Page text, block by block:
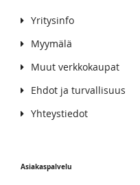
Yritysinfo
Myymälä
Muut verkkokaupat
Ehdot ja turvallisuus
Yhteystiedot
Asiakaspalvelu